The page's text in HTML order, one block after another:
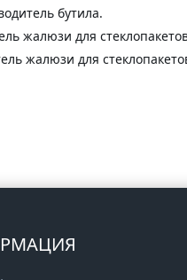
бутила.
жалюзи для
жалюзи для